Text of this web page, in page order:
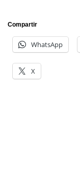
Compartir
WhatsApp
X